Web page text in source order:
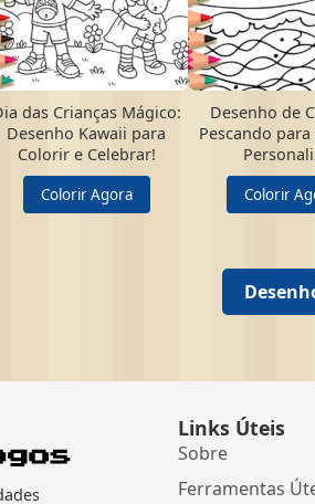
das Crianças Mágico:
Desenho Kawaii para
Colorir e Celebrar!
Colorir Agora
Desenho de
Pescando
Colorir
Links Úteis
Sobre
Ferramentas